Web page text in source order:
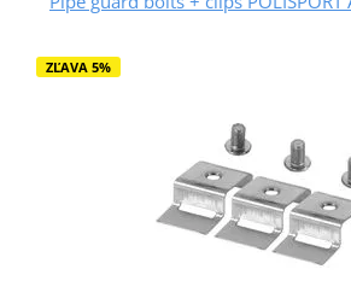
ZĽAVA 5%